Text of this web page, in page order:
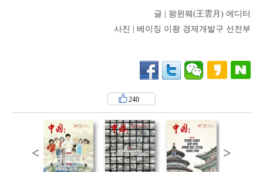
글 | 왕윈웨(王雲月) 에디터
사진 | 베이징 이좡 경제개발구 선전부
240
< >